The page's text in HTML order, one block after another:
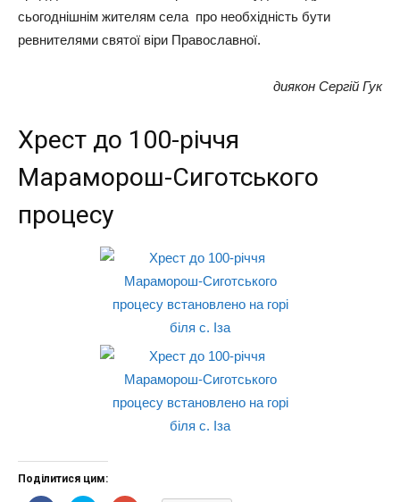
сьогоднішнім жителям села про необхідність бути
ревнителями святої віри Православної.
диякон Сергій Гук
Хрест до 100-річчя
Мараморош-Сиготського
процесу
Поділитися цим: